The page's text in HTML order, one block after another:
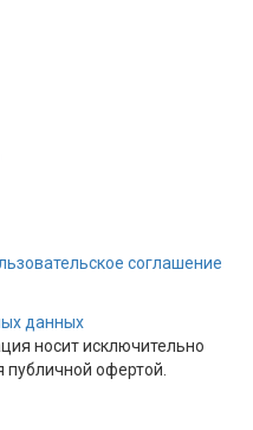
соглашение
данных
носит исключительно
публичной офертой.